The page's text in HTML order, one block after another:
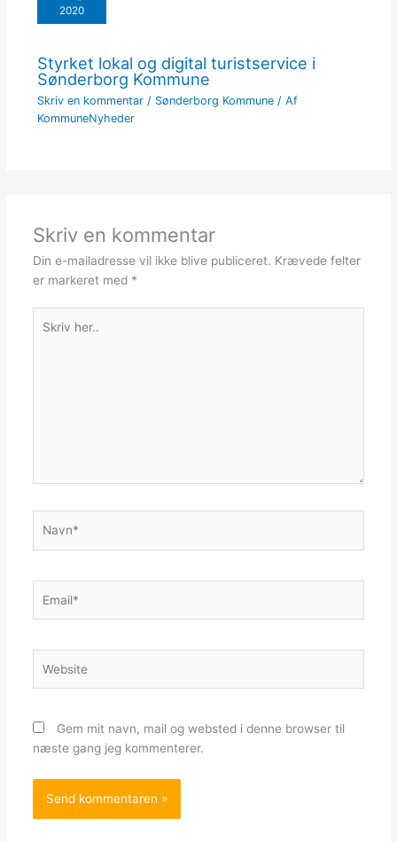
2020
Styrket lokal og digital turistservice i
Sønderborg Kommune
Skriv en kommentar / Sønderborg Kommune/ Af
KommuneNyheder
Skriv en kommentar
Din e-mailadresse vil ikke blive publiceret. Krævede felter
er markeret med *
her..
Gem mit navn, mail og websted i denne browser til
næste gang jeg kommenterer.